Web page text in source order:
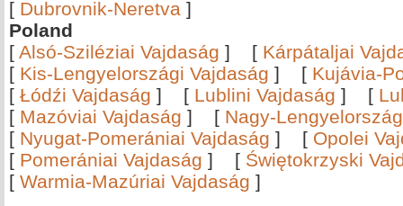
[ Dubrovnik-Neretva ]
Poland
[ Alsó-Sziléziai Vajdaság ] [ Kárpátaljai
[ Kis-Lengyelországi Vajdaság ] [ Kujávia-
[ Łódźi Vajdaság ] [ Lublini Vajdaság ] [
[ Mazóviai Vajdaság ] [ Nagy-
[ Nyugat-Pomerániai Vajdaság ] [ Opolei
[ Pomerániai Vajdaság ] [ Świętokrzyski
[ Warmia-Mazúriai Vajdaság ]